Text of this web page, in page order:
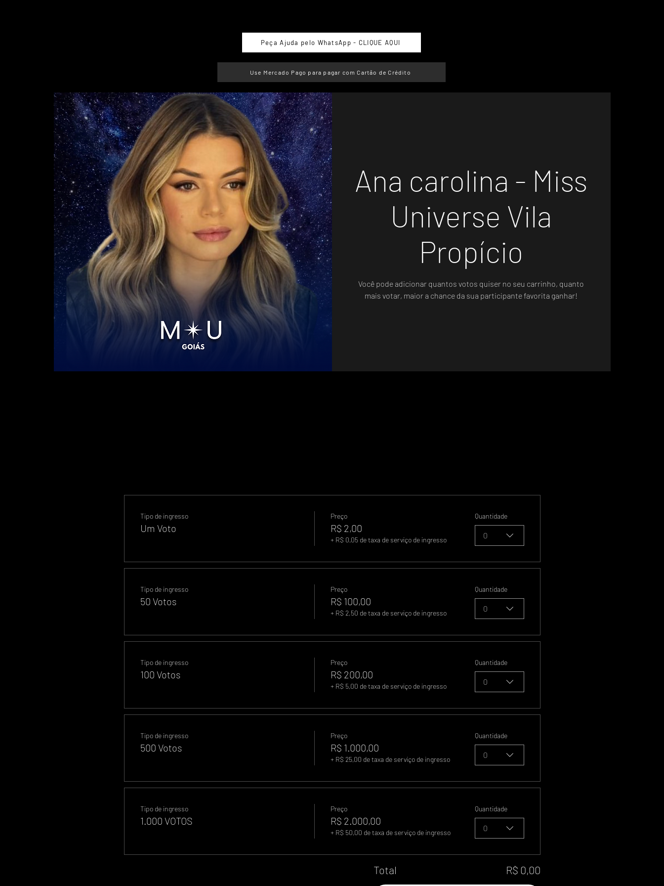
Peça Ajuda pelo WhatsApp - CLIQUE AQUI
Use Mercado Pago para pagar com Cartão de Crédito
Ana carolina - Miss
Universe Vila
Propício
Você pode adicionar quantos votos quiser no seu carrinho, quanto
mais votar, maior a chance da sua participante favorita ganhar!
Tipo de ingresso
Um Voto
Preço
R$ 2,00
+ R$ 0,05 de taxa de serviço de ingresso
Quantidade
0
Tipo de ingresso
50 Votos
Preço
R$ 100,00
+ R$ 2,50 de taxa de serviço de ingresso
Quantidade
0
Tipo de ingresso
100 Votos
Preço
R$ 200,00
+ R$ 5,00 de taxa de serviço de ingresso
Quantidade
0
Tipo de ingresso
500 Votos
Preço
R$ 1.000,00
+ R$ 25,00 de taxa de serviço de ingresso
Quantidade
0
Tipo de ingresso
1.000 VOTOS
Preço
R$ 2.000,00
+ R$ 50,00 de taxa de serviço de ingresso
Quantidade
0
Total R$ 0,00